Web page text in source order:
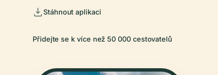
Stáhnout aplikaci
Přidejte se k více než 50 000 cestovatelů